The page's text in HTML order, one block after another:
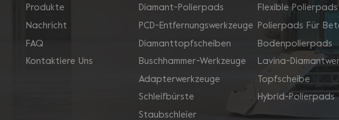
Produkte
Nachricht
FAQ
Kontaktiere Uns
Diamant-Polierpads
PCD-Entfernungswerkzeuge
Diamanttopfscheiben
Buschhammer-Werkzeuge
Adapterwerkzeuge
Schleifbürste
Staubschleier
Flexible Polierpads
Polierpads Für
Bodenpolierpads
Lavina-
Topfscheibe
Hybrid-Polierpads